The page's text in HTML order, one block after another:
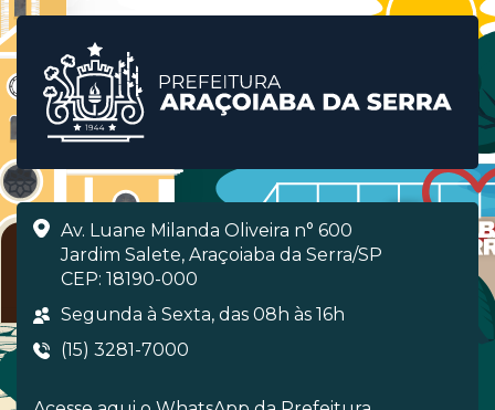
Av. Luane Milanda Oliveira n° 600
Jardim Salete, Araçoiaba da Serra/SP
CEP: 18190-000
Segunda à Sexta, das 08h às 16h
(15) 3281-7000